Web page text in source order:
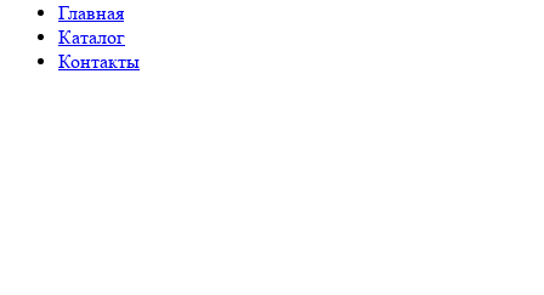
Главная
Каталог
Контакты